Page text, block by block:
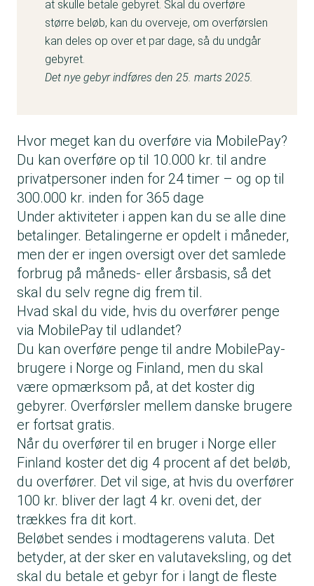
at skulle betale gebyret. Skal du overføre
større beløb, kan du overveje, om overførslen
kan deles op over et par dage, så du undgår
gebyret.
Det nye gebyr indføres den 25. marts 2025.
Hvor meget kan du overføre via MobilePay?
Du kan overføre op til 10.000 kr. til andre
privatpersoner inden for 24 timer – og op til
300.000 kr. inden for 365 dage
Under aktiviteter i appen kan du se alle dine
betalinger. Betalingerne er opdelt i måneder,
men der er ingen oversigt over det samlede
forbrug på måneds- eller årsbasis, så det
skal du selv regne dig frem til.
Hvad skal du vide, hvis du overfører penge
via MobilePay til udlandet?
Du kan overføre penge til andre MobilePay-
brugere i Norge og Finland, men du skal
være opmærksom på, at det koster dig
gebyrer. Overførsler mellem danske brugere
er fortsat gratis.
Når du overfører til en bruger i Norge eller
Finland koster det dig 4 procent af det beløb,
du overfører. Det vil sige, at hvis du overfører
100 kr. bliver der lagt 4 kr. oveni det, der
trækkes fra dit kort.
Beløbet sendes i modtagerens valuta. Det
betyder, at der sker en valutaveksling, og det
skal du betale et gebyr for i langt de fleste